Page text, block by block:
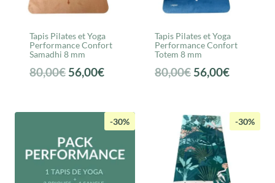
Tapis Pilates et Yoga
Performance Confort
Samadhi 8 mm
80,00€ Le
80,00€.
56,00€Le
est :
Tapis Pilates et Yoga
Performance Confort
Totem 8 mm
80,00€ Le
était :
80,00€.
56,00€Le
est :
-30% -30%